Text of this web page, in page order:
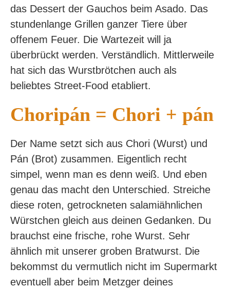
das Dessert der Gauchos beim Asado. Das
stundenlange Grillen ganzer Tiere über
offenem Feuer. Die Wartezeit will ja
überbrückt werden. Verständlich. Mittlerweile
hat sich das Wurstbrötchen auch als
beliebtes Street-Food etabliert.
Choripán = Chori + pán
Der Name setzt sich aus Chori (Wurst) und
Pán (Brot) zusammen. Eigentlich recht
simpel, wenn man es denn weiß. Und eben
genau das macht den Unterschied. Streiche
diese roten, getrockneten salamiähnlichen
Würstchen gleich aus deinen Gedanken. Du
brauchst eine frische, rohe Wurst. Sehr
ähnlich mit unserer groben Bratwurst. Die
bekommst du vermutlich nicht im Supermarkt
eventuell aber beim Metzger deines